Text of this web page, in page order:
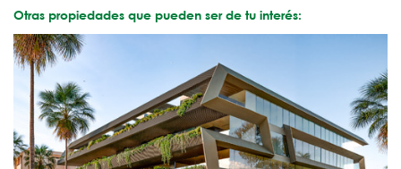
Otras propiedades que pueden ser de tu interés: